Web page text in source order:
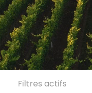
Filtres actifs